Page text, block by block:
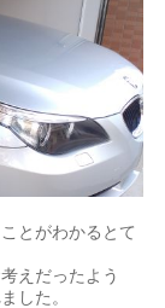
とがわかるとて
えだったよう
した。